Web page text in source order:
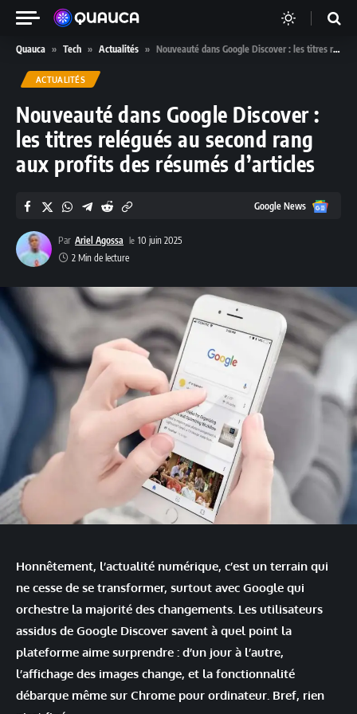
Quauca » Tech » Actualités » Nouveauté dans Google Discover : les titres relégués au second rang aux profits des résumés d’articles
ACTUALITÉS
Nouveauté dans Google Discover :
les titres relégués au second rang
aux profits des résumés d’articles
Par Ariel Agossa
10 juin 2025
2 Min de lecture
Google News Google
Honnêtement, l’actualité numérique, c’est un terrain qui
ne cesse de se transformer, surtout avec Google qui
orchestre la majorité des changements. Les utilisateurs
assidus de Google Discover savent à quel point la
plateforme aime surprendre : d’un jour à l’autre,
l’affichage des images change, et la fonctionnalité
débarque même sur Chrome pour ordinateur. Bref, rien